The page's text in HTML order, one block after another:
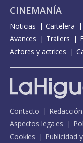
CINEMANÍA
Noticias Cartelera
Avances
Tráilers
Actores y actrices
Contacto Redacción
Aspectos legales
Cookies
Publicidad